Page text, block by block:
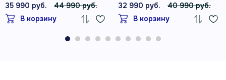
35 990 руб.
44 990 руб.
В корзину
32 990 руб.
40 990 руб.
В корзину